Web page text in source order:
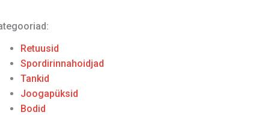
Retuusid
Spordirinnahoidjad
Tankid
Joogapüksid
Bodid